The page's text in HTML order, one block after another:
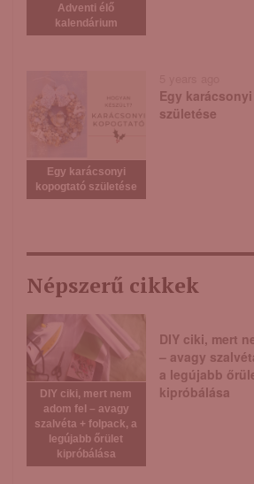
Adventi élő
kalendárium
Egy karácsonyi
kopogtató születése
Egy
születése
Népszerű cikkek
DIY ciki, mert nem
adom fel – avagy
szalvéta + folpack, a
legújabb őrület
kipróbálása
DIY ciki, mert
– avagy
a legújabb
kipróbálása